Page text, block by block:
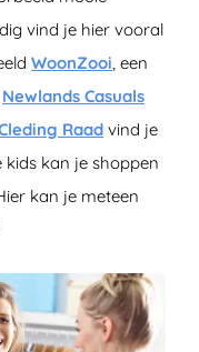
vind je hier vooral
WoonZooi, een
Newlands Casuals
Raad vind je
kan je shoppen
kan je meteen